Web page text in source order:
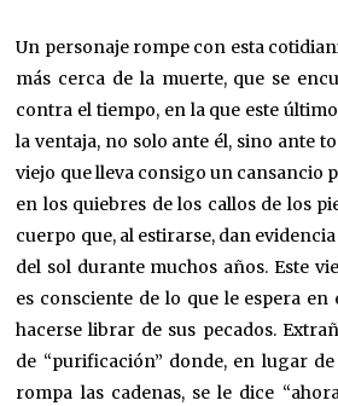
Un personaje rompe con esta
más cerca de la muerte, que se
contra el tiempo, en la que este
la ventaja, no solo ante él, sino ante
viejo que lleva consigo un cansancio
en los quiebres de los callos de los
cuerpo que, al estirarse, dan
del sol durante muchos años. Este
es consciente de lo que le espera
hacerse librar de sus pecados.
de “purificación” donde, en lugar
rompa las cadenas, se le dice